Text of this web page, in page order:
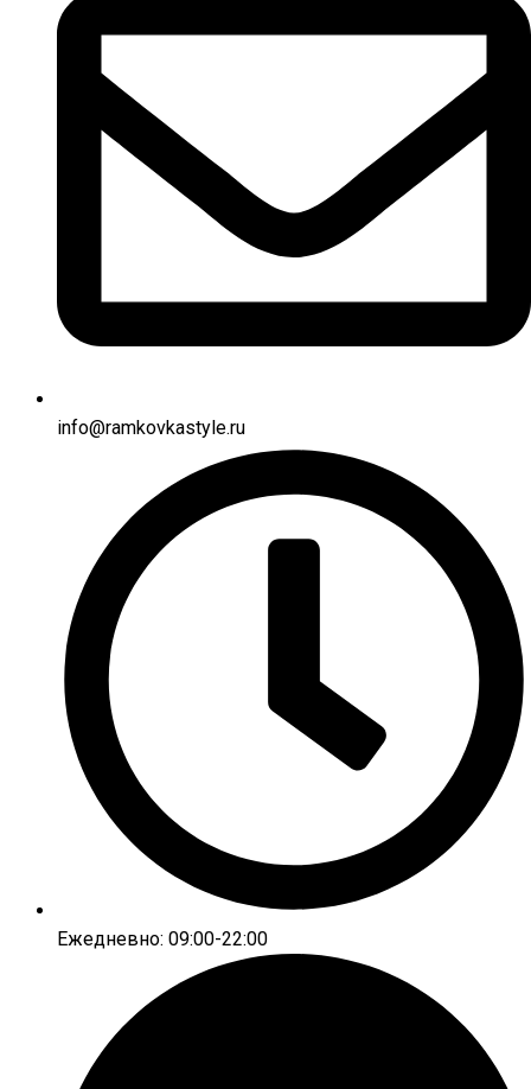
info@ramkovkastyle.ru
Ежедневно: 09:00-22:00